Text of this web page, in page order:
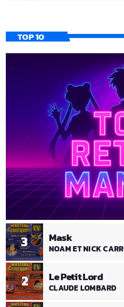
TOP 10
2 Le Petit Lord
CLAUDE LOMBARD
3 Mask
NOAM ET NICK CARR